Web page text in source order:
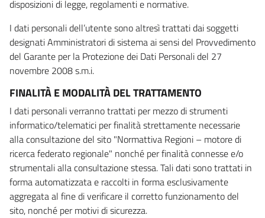
disposizioni di legge, regolamenti e normative.
I dati personali dell’utente sono altresì trattati dai soggetti
designati Amministratori di sistema ai sensi del Provvedimento
del Garante per la Protezione dei Dati Personali del 27
novembre 2008 s.m.i.
FINALITÀ E MODALITÀ DEL TRATTAMENTO
I dati personali verranno trattati per mezzo di strumenti
informatico/telematici per finalità strettamente necessarie
alla consultazione del sito "Normattiva Regioni – motore di
ricerca federato regionale" nonché per finalità connesse e/o
strumentali alla consultazione stessa. Tali dati sono trattati in
forma automatizzata e raccolti in forma esclusivamente
aggregata al fine di verificare il corretto funzionamento del
sito, nonché per motivi di sicurezza.